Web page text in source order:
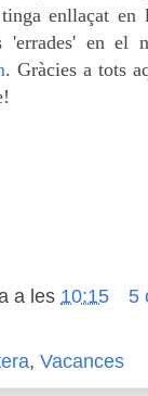
enllaçat
en el
. Gràcies a tots
a les 10:15 5
, Vacances